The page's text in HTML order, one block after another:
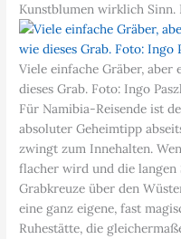
Kunstblumen wirklich Sinn.
Viele einfache Gräber, aber
dieses Grab. Foto: Ingo
Für Namibia-Reisende ist
absoluter Geheimtipp
zwingt zum Innehalten.
flacher wird und die langen
Grabkreuze über den
eine ganz eigene, fast
Ruhestätte, die